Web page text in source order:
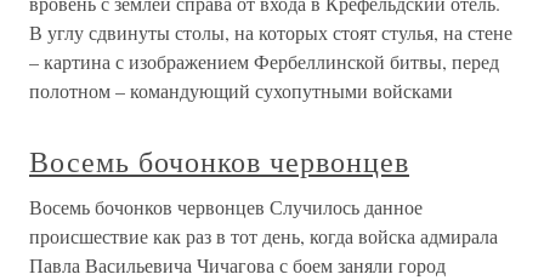
В углу сдвинуты столы, на которых стоят стулья, на стене
– картина с изображением Фербеллинской битвы, перед
полотном – командующий сухопутными войсками
Восемь бочонков червонцев
Восемь бочонков червонцев Случилось данное
происшествие как раз в тот день, когда войска адмирала
Павла Васильевича Чичагова с боем заняли город